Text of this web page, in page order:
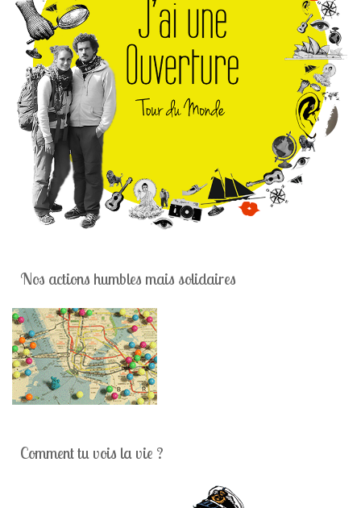
Nos actions humbles mais solidaires
Comment tu vois la vie ?